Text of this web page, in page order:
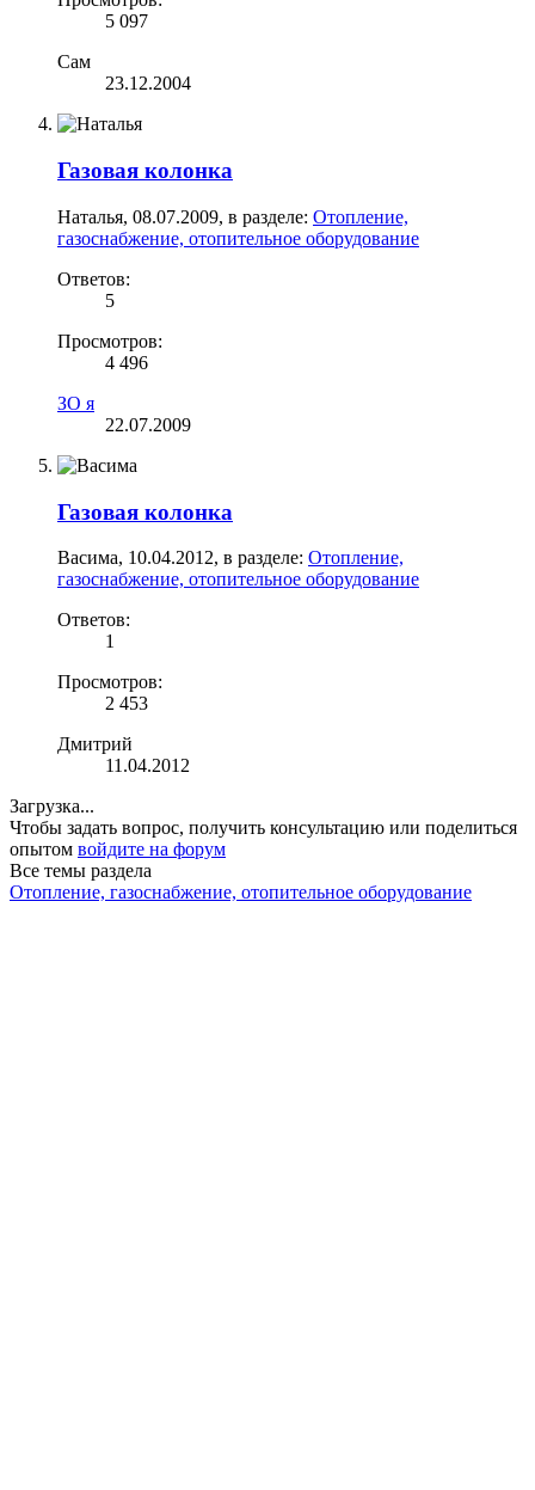
5 097
Сам
23.12.2004
Газовая колонка
Наталья, 08.07.2009, в разделе: Отопление,
газоснабжение, отопительное оборудование
Ответов:
5
Просмотров:
4 496
ЗО я
22.07.2009
Газовая колонка
Васима, 10.04.2012, в разделе: Отопление,
газоснабжение, отопительное оборудование
Ответов:
1
Просмотров:
2 453
Дмитрий
11.04.2012
Загрузка...
Чтобы задать вопрос, получить консультацию или поделиться
опытом войдите на форум
Все темы раздела
Отопление, газоснабжение, отопительное оборудование